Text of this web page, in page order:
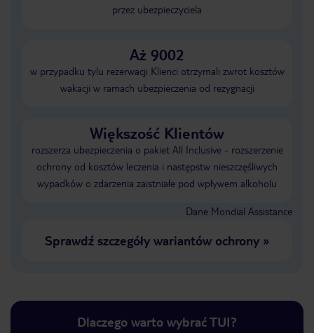
przez ubezpieczyciela
Aż 9002
w przypadku tylu rezerwacji Klienci otrzymali zwrot kosztów
wakacji w ramach ubezpieczenia od rezygnacji
Większość Klientów
rozszerza ubezpieczenia o pakiet All Inclusive - rozszerzenie
ochrony od kosztów leczenia i następstw nieszczęśliwych
wypadków o zdarzenia zaistniałe pod wpływem alkoholu
Dane Mondial Assistance
Sprawdź szczegóły wariantów ochrony»
Dlaczego warto wybrać TUI?